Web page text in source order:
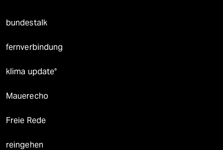
bundestalk
fernverbindung
klima update°
Mauerecho
Freie Rede
reingehen